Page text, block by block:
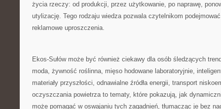
życia rzeczy: od produkcji, przez użytkowanie, po naprawę,
utylizację. Tego rodzaju wiedza pozwala czytelnikom
reklamowe uproszczenia.
Ekos-Sułów może być również ciekawy dla osób śledzących
moda, żywność roślinna, mięso hodowane laboratoryjnie,
materiały przyszłości, odnawialne źródła energii, transport
oczyszczania powietrza to tematy, które pokazują, jak
może pomagać w oswajaniu tych zagadnień, tłumacząc je bez